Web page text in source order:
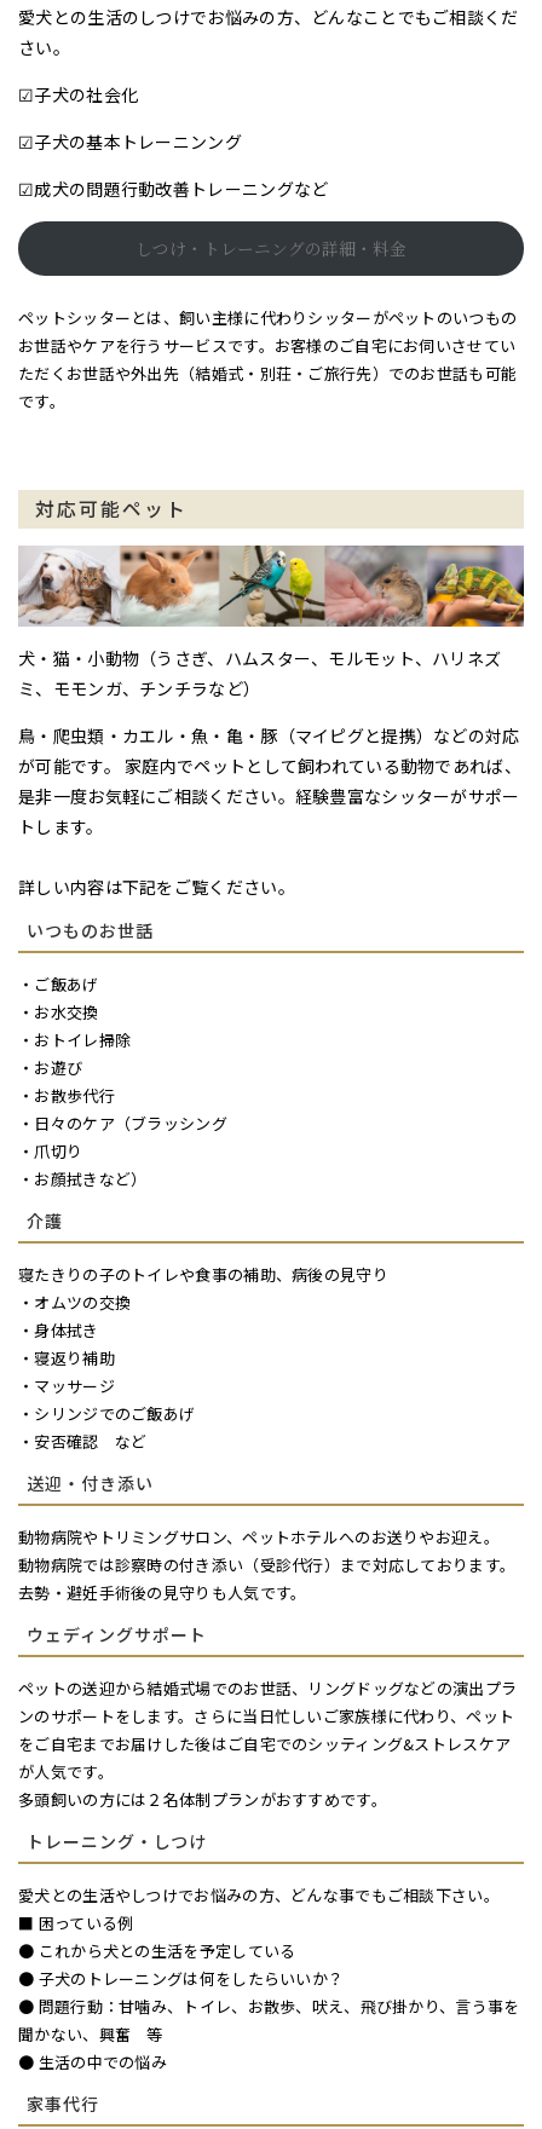
愛犬との生活のしつけでお悩みの方、どんなことでもご相談くだ
さい。
☑子犬の社会化
☑子犬の基本トレーニンング
☑成犬の問題行動改善トレーニングなど
しつけ・トレーニングの詳細・料金
ペットシッターとは、飼い主様に代わりシッターがペットのいつもの
お世話やケアを行うサービスです。お客様のご自宅にお伺いさせてい
ただくお世話や外出先（結婚式・別荘・ご旅行先）でのお世話も可能
です。
対応可能ペット
犬・猫・小動物（うさぎ、ハムスター、モルモット、ハリネズ
ミ、モモンガ、チンチラなど）
鳥・爬虫類・カエル・魚・亀・豚（マイピグと提携）などの対応
が可能です。 家庭内でペットとして飼われている動物であれば、
是非一度お気軽にご相談ください。経験豊富なシッターがサポー
トします。
詳しい内容は下記をご覧ください。
いつものお世話
・ご飯あげ
・お水交換
・おトイレ掃除
・お遊び
・お散歩代行
・日々のケア（ブラッシング
・爪切り
・お顔拭きなど）
介護
寝たきりの子のトイレや食事の補助、病後の見守り
・オムツの交換
・身体拭き
・寝返り補助
・マッサージ
・シリンジでのご飯あげ
・安否確認 など
送迎・付き添い
動物病院やトリミングサロン、ペットホテルへのお送りやお迎え。
動物病院では診察時の付き添い（受診代行）まで対応しております。
去勢・避妊手術後の見守りも人気です。
ウェディングサポート
ペットの送迎から結婚式場でのお世話、リングドッグなどの演出プラ
ンのサポートをします。さらに当日忙しいご家族様に代わり、ペット
をご自宅までお届けした後はご自宅でのシッティング&ストレスケア
が人気です。
多頭飼いの方には２名体制プランがおすすめです。
トレーニング・しつけ
愛犬との生活やしつけでお悩みの方、どんな事でもご相談下さい。
■ 困っている例
● これから犬との生活を予定している
● 子犬のトレーニングは何をしたらいいか？
● 問題行動：甘噛み、トイレ、お散歩、吠え、飛び掛かり、言う事を
聞かない、興奮 等
● 生活の中での悩み
家事代行